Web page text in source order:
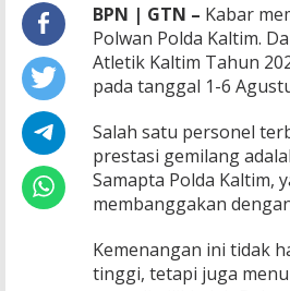
t
m
0
5
BPN | GTN – Kabar
Polwan Polda Kaltim.
Atletik Kaltim Tahun
pada tanggal 1-6
Salah satu personel
prestasi gemilang
Samapta Polda Kaltim,
membanggakan
Kemenangan ini tidak
tinggi, tetapi juga